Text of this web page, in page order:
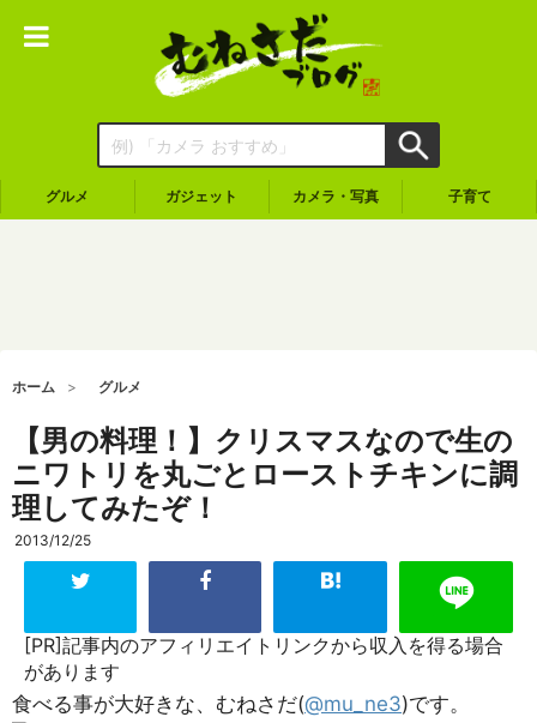
グルメ ガジェット カメラ・写真 子育て
ホーム グルメ
【男の料理！】クリスマスなので生の
ニワトリを丸ごとローストチキンに調
理してみたぞ！
2013/12/25
[PR]記事内のアフィリエイトリンクから収入を得る場合
があります
食べる事が大好きな、むねさだ(@mu_ne3)です。